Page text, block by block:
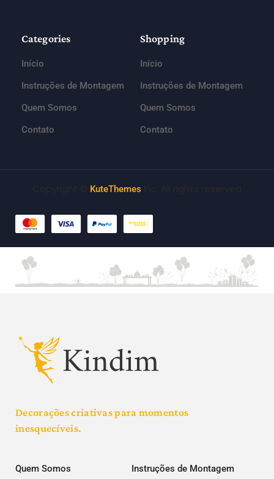
Categories
Início
Instruções de Montagem
Quem Somos
Contato
Shopping
Início
Instruções de Montagem
Quem Somos
Contato
KuteThemes
Decorações criativas para momentos
inesquecíveis.
Quem Somos Instruções de Montagem